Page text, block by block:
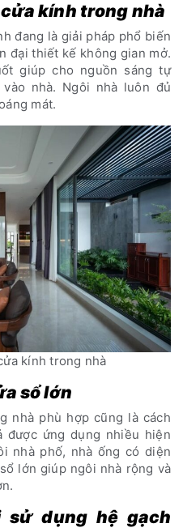
kính trong nhà
đang là giải pháp phổ biến
đại thiết kế không gian mở.
giúp cho nguồn sáng tự
nhà. Ngôi nhà luôn đủ
mát.
kính trong nhà
sổ lớn
nhà phù hợp cũng là cách
được ứng dụng nhiều hiện
nhà phố, nhà ống có diện
lớn giúp ngôi nhà rộng và
sử dụng hệ gạch